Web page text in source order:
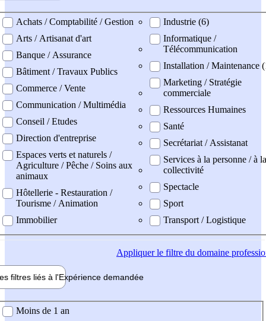
professionel
Achats / Comptabilité / Gestion
Arts / Artisanat d'art
Banque / Assurance
Bâtiment / Travaux Publics
Commerce / Vente
Communication / Multimédia
Conseil / Etudes
Direction d'entreprise
Espaces verts et naturels /
Agriculture / Pêche / Soins aux
animaux
Hôtellerie - Restauration /
Tourisme / Animation
Immobilier
Industrie (6)
Informatique /
Télécommunication
Installation / Maintenance
Marketing / Stratégie
commerciale
Ressources Humaines
Santé
Secrétariat / Assistanat
Services à la personne / à la
collectivité
Spectacle
Sport
Transport / Logistique
Appliquerle filtre du domaine
filtres liés à l'Expérience demandée
demandée
Moins de 1 an